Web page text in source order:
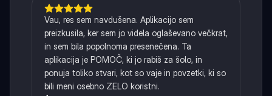
Vau, res sem navdušena. Aplikacijo sem
preizkusila, ker sem jo videla oglaševano večkrat,
in sem bila popolnoma presenečena. Ta
aplikacija je POMOČ, ki jo rabiš za šolo, in
ponuja toliko stvari, kot so vaje in povzetki, ki so
bili meni osebno ZELO koristni.